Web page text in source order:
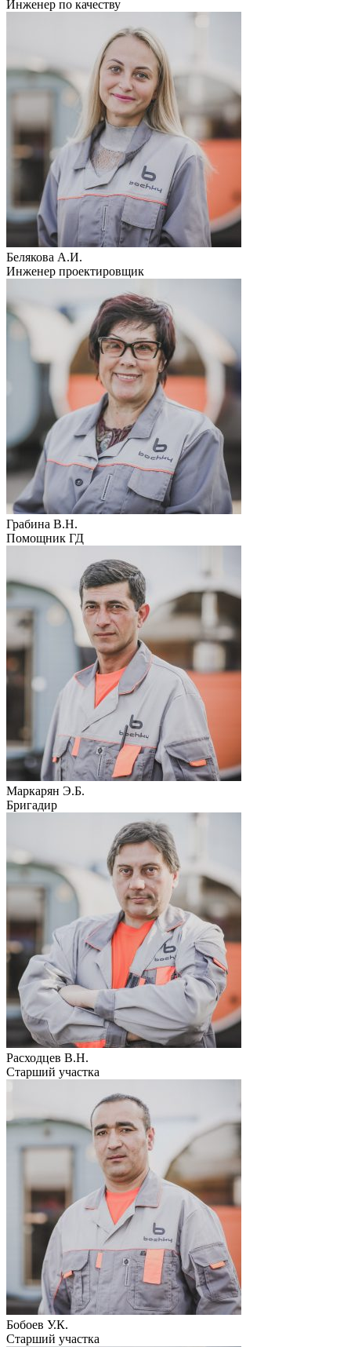
Инженер по качеству
Белякова А.И.
Инженер проектировщик
Грабина В.Н.
Помощник ГД
Маркарян Э.Б.
Бригадир
Расходцев В.Н.
Старший участка
Бобоев У.К.
Старший участка